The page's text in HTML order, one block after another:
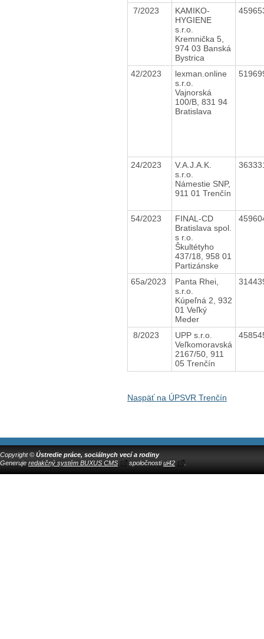
7/2023
KAMIKO-
HYGIENE
s.r.o.
Kremnička 5,
974 03 Banská
Bystrica
42/2023
lexman.online
s.r.o.
Vajnorská
100/B, 831 94
Bratislava
24/2023
V.A.J.A.K.
s.r.o.
Námestie SNP,
911 01 Trenčín
54/2023
FINAL-CD
Bratislava spol.
s r.o.
Škultétyho
437/18, 958 01
Partizánske
65a/2023
Panta Rhei,
s.r.o.
Kúpeľná 2, 932
01 Veľký
Meder
8/2023
UPP s.r.o.
Veľkomoravská
2167/50, 911
05 Trenčín
Naspäť na ÚPSVR Trenčín
Copyright © Ústredie práce, sociálnych vecí a rodiny
Generuje redakčný systém BUXUS CMS spoločnostiui42